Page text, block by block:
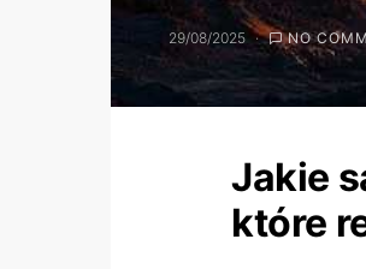
29/08/2025 NO
Jakie
które